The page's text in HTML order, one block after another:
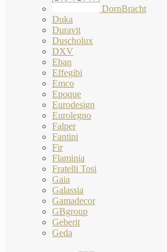
DornBracht
Duka
Duravit
Duscholux
DXV
Eban
Effegibi
Emco
Epoque
Eurodesign
Eurolegno
Falper
Fantini
Fir
Flaminia
Fratelli Tosi
Gaia
Galassia
Gamadecor
GBgroup
Geberit
Geda